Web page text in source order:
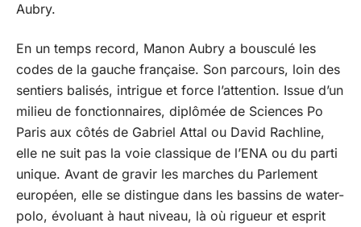
Aubry.
En un temps record, Manon Aubry a bousculé les
codes de la gauche française. Son parcours, loin des
sentiers balisés, intrigue et force l’attention. Issue d’un
milieu de fonctionnaires, diplômée de Sciences Po
Paris aux côtés de Gabriel Attal ou David Rachline,
elle ne suit pas la voie classique de l’ENA ou du parti
unique. Avant de gravir les marches du Parlement
européen, elle se distingue dans les bassins de water-
polo, évoluant à haut niveau, là où rigueur et esprit